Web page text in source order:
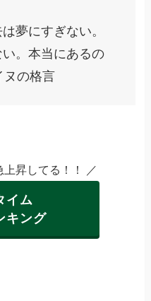
夢にすぎない。
。本当にあるの
ヌの格言
昇してる！！ ／
イム
キング